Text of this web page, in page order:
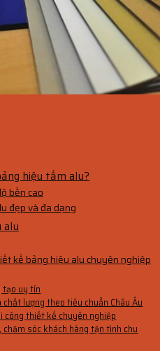
hiệu tấm alu?
bền cao
đẹp và đa dạng
alu
kế bảng hiệu alu chuyên nghiệp
tạo uy tín
chất lượng theo tiêu chuẩn Châu Âu
công thiết kế chuyên nghiệp
chăm sóc khách hàng tận tình chu